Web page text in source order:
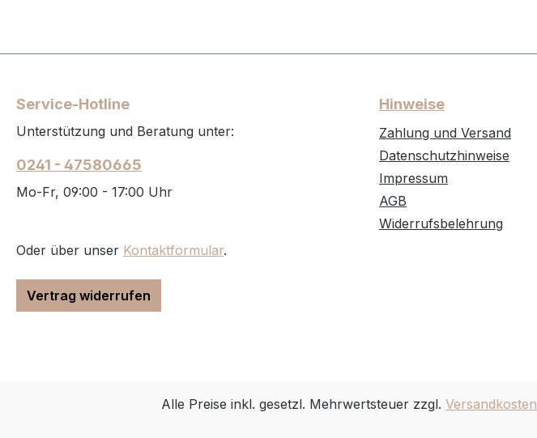
Service-Hotline
Unterstützung und Beratung unter:
0241 - 47580665
Mo-Fr, 09:00 - 17:00 Uhr
Oder über unser Kontaktformular.
Vertrag widerrufen
Hinweise
Zahlung und Versand
Datenschutzhinweise
Impressum
AGB
Widerrufsbelehrung
Alle Preise inkl. gesetzl. Mehrwertsteuer zzgl. Versandkosten